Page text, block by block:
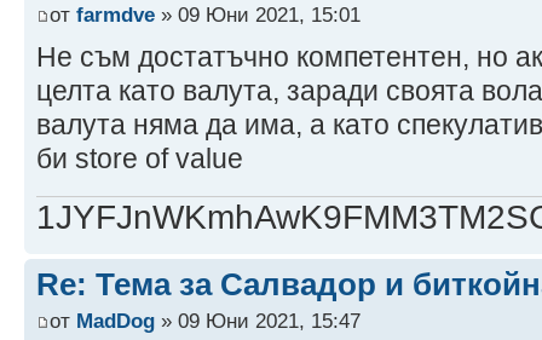
от farmdve » 09 Юни 2021, 15:01
Не съм достатъчно компетентен, но
целта като валута, заради своята
валута няма да има, а като
би store of value
Re: Тема за Салвадор и
от MadDog » 09 Юни 2021, 15:47